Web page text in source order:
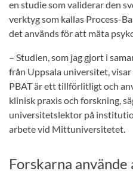
en studie som validerar den
verktyg som kallas Process-
det används för att mäta
– Studien, som jag gjort i
från Uppsala universitet,
PBAT är ett tillförlitligt och
klinisk praxis och forskning,
universitetslektor på
arbete vid Mittuniversitetet.
Forskarna använde